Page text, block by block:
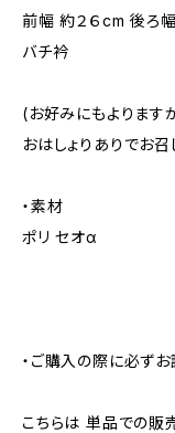
前幅 約２６cm 後ろ
バチ衿
(お好みにもよります
おはしょりありでお召
・素材
ポリ セオα
・ご購入の際に必ずお
こちらは 単品での販